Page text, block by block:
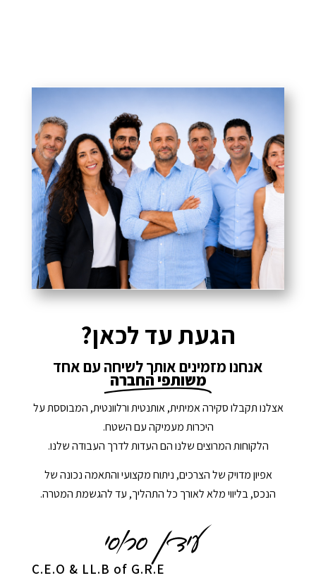
הגעת עד לכאן?
אנחנו מזמינים אותך לשיחה עם אחד
משותפי החברה
אצלנו תקבלו סקירה אמיתית, אותנטית ורלוונטית, המבוססת על
היכרות מעמיקה עם השטח.
הלקוחות המרוצים שלנו הם העדות לדרך העבודה שלנו.
אפיון מדויק של הצרכים, ניתוח מקצועי והתאמה נכונה של
הנכס, בליווי מלא לאורך כל התהליך, עד להגשמת המטרה.
C.E.O & LL.B of G.R.E